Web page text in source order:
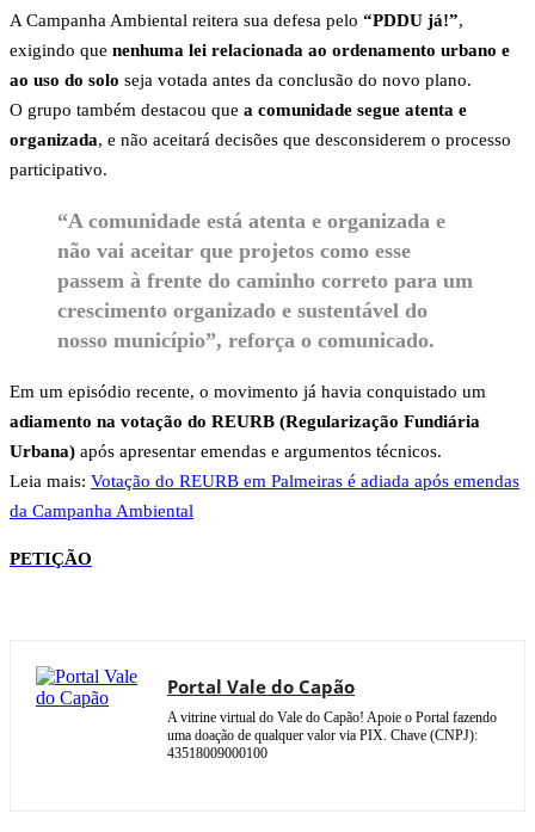
A Campanha Ambiental reitera sua defesa pelo “PDDU já!”,
exigindo que nenhuma lei relacionada ao ordenamento urbano e
ao uso do solo seja votada antes da conclusão do novo plano.
O grupo também destacou que a comunidade segue atenta e
organizada, e não aceitará decisões que desconsiderem o processo
participativo.
“A comunidade está atenta e organizada e
não vai aceitar que projetos como esse
passem à frente do caminho correto para um
crescimento organizado e sustentável do
nosso município”, reforça o comunicado.
Em um episódio recente, o movimento já havia conquistado um
adiamento na votação do REURB (Regularização Fundiária
Urbana) após apresentar emendas e argumentos técnicos.
Leia mais: Votação do REURB em Palmeiras é adiada após emendas
da Campanha Ambiental
PETIÇÃO
Portal Vale do Capão
A vitrine virtual do Vale do Capão! Apoie o Portal fazendo
uma doação de qualquer valor via PIX. Chave (CNPJ):
43518009000100